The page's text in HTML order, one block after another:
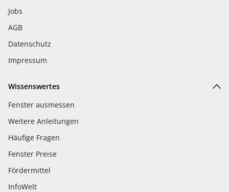
Jobs
AGB
Datenschutz
Impressum
Wissenswertes
Fenster ausmessen
Weitere Anleitungen
Häufige Fragen
Fenster Preise
Fördermittel
InfoWelt